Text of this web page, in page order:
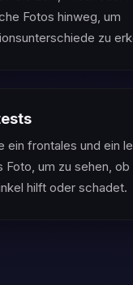
Fotos hinweg, um
zu
ein frontales und ein
Foto, um zu sehen, ob
hilft oder schadet.